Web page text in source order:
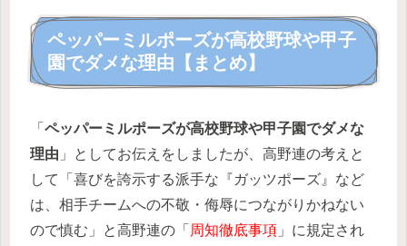
ペッパーミルポーズが高校野球や甲子
園でダメな理由【まとめ】
「 ペッパーミルポーズが高校野球や甲子園でダメな
理由 」としてお伝えをしましたが、高野連の考えと
して「喜びを誇示する派手な『ガッツポーズ』など
は、相手チームへの不敬・侮辱につながりかねない
ので慎む」と高野連の「 周知徹底事項 」に規定され